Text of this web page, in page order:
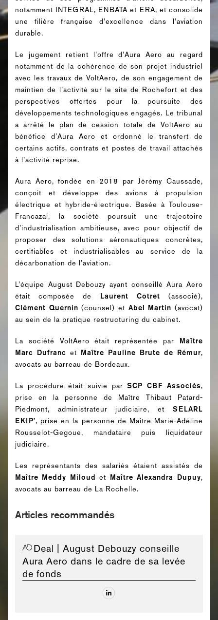
notamment INTEGRAL, ENBATA et ERA, et consolide
une filière française d’excellence dans l’aviation
durable.
Le jugement retient l’offre d’Aura Aero au regard
notamment de la cohérence de son projet industriel
avec les travaux de VoltAero, de son engagement de
maintien de l’activité sur le site de Rochefort et des
perspectives offertes pour la poursuite des
développements technologiques engagés. Le tribunal
a arrêté le plan de cession totale de VoltAero au
bénéfice d’Aura Aero et ordonné le transfert de
certains actifs, contrats et postes de travail attachés
à l’activité reprise.
Aura Aero, fondée en 2018 par Jérémy Caussade,
conçoit et développe des avions à propulsion
électrique et hybride-électrique. Basée à Toulouse-
Francazal, la société poursuit une trajectoire
d’industrialisation ambitieuse, avec pour objectif de
proposer des solutions aéronautiques concrètes,
certifiables et industrialisables au service de la
décarbonation de l’aviation.
L’équipe August Debouzy ayant conseillé Aura Aero
était composée de Laurent Cotret (associé),
Clément Quernin (counsel) et Abel Martin (avocat)
au sein de la pratique restructuring du cabinet.
La société VoltAero était représentée par Maître
Marc Dufranc et Maître Pauline Brute de Rémur,
avocats au barreau de Bordeaux.
La procédure était suivie parSCP CBF Associés,
prise en la personne de Maître Thibaut Patard-
Piedmont, administrateur judiciaire, et SELARL
EKIP’, prise en la personne de Maître Marie-Adéline
Rousselot-Gegoue, mandataire puis liquidateur
judiciaire.
Les représentants des salariés étaient assistés de
Maître Meddy Miloud et Maître Alexandra Dupuy,
avocats au barreau de La Rochelle.
Articles recommandés
Deal | August Debouzy conseille
Aura Aero dans le cadre de sa levée
de fonds